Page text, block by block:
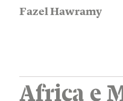
Fazel Hawramy
Africa e